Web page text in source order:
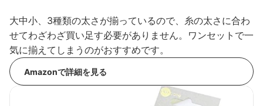
大中小、3種類の太さが揃っているので、糸の太さに合わ
せてわざわざ買い足す必要がありません。ワンセットで一
気に揃えてしまうのがおすすめです。
Amazonで詳細を見る